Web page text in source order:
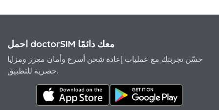
احمل doctorSIM معك دائمًا
حسّن تجربتك مع عمليات إعادة شحن أسرع وأمان معزز ومزايا
حصرية للتطبيق.